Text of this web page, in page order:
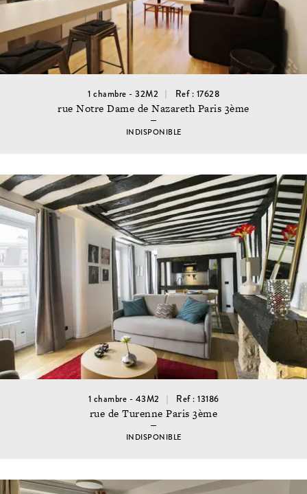
1 chambre - 32M2 Ref : 17628
rue Notre Dame de Nazareth Paris 3ème
INDISPONIBLE
1 chambre - 43M2 Ref : 13186
rue de Turenne Paris 3ème
INDISPONIBLE